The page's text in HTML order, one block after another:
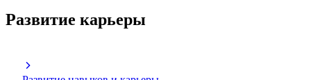
Развитие карьеры